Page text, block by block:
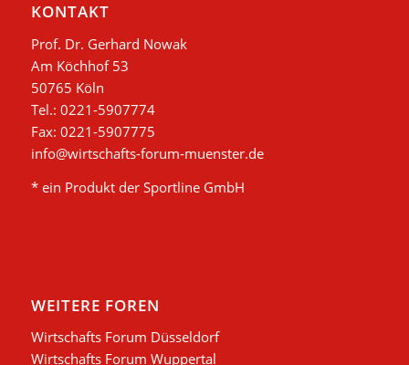
KONTAKT
Prof. Dr. Gerhard Nowak
Am Köchhof 53
50765 Köln
Tel.: 0221-5907774
Fax: 0221-5907775
info@wirtschafts-forum-muenster.de
* ein Produkt der Sportline GmbH
WEITERE FOREN
Wirtschafts Forum Düsseldorf
Wirtschafts Forum Wuppertal